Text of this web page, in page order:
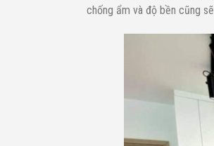
chống ẩm và độ bền cũng